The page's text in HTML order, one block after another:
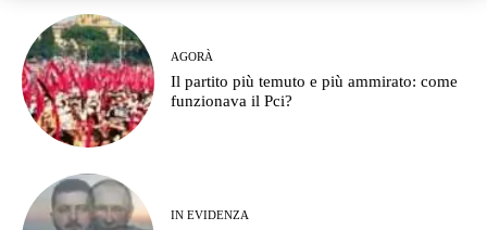
AGORÀ
Il partito più temuto e più ammirato: come
funzionava il Pci?
IN EVIDENZA